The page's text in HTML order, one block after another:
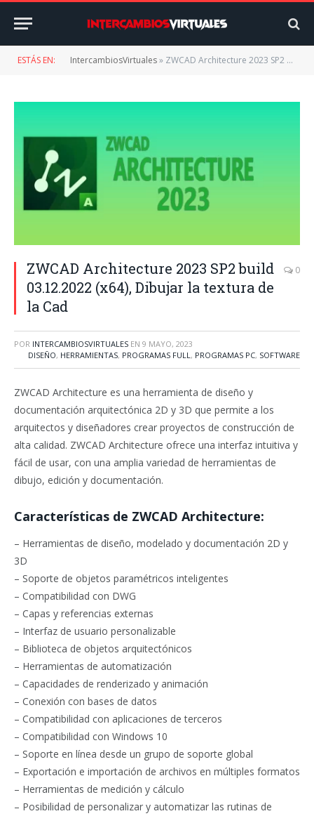
ESTÁS EN: IntercambiosVirtuales» ZWCAD Architecture 2023 SP2 build 03.12.2022 (x64), Dibujar la textura de la Cad
ZWCAD Architecture 2023 SP2 build
03.12.2022 (x64), Dibujar la textura de
la Cad
0
POR INTERCAMBIOSVIRTUALES EN 9 MAYO, 2023
DISEÑO, HERRAMIENTAS, PROGRAMAS FULL, PROGRAMAS PC, SOFTWARE
ZWCAD Architecture es una herramienta de diseño y
documentación arquitectónica 2D y 3D que permite a los
arquitectos y diseñadores crear proyectos de construcción de
alta calidad. ZWCAD Architecture ofrece una interfaz intuitiva y
fácil de usar, con una amplia variedad de herramientas de
dibujo, edición y documentación.
Características de ZWCAD Architecture:
– Herramientas de diseño, modelado y documentación 2D y
3D
– Soporte de objetos paramétricos inteligentes
– Compatibilidad con DWG
– Capas y referencias externas
– Interfaz de usuario personalizable
– Biblioteca de objetos arquitectónicos
– Herramientas de automatización
– Capacidades de renderizado y animación
– Conexión con bases de datos
– Compatibilidad con aplicaciones de terceros
– Compatibilidad con Windows 10
– Soporte en línea desde un grupo de soporte global
– Exportación e importación de archivos en múltiples formatos
– Herramientas de medición y cálculo
– Posibilidad de personalizar y automatizar las rutinas de